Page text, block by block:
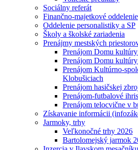
Sociálny referát
Finančno-majetkové oddelenie
Oddelenie personalistiky a SP
Školy a školské zariadenia
Prenájmy mestských
Prenájom Domu
Prenájom Domu
Prenájom Kultúrno-
Klobušiciach
Prenájom hasičskej
Prenájom-futbalové
Prenájom telocvične v
Získavanie informácii
Jarmoky, trhy
Veľkonočné trhy 2026
Bartolomejský jarmok